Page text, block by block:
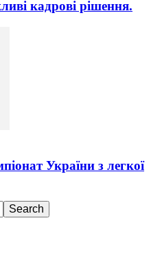
кадрові рішення.
України з легкої